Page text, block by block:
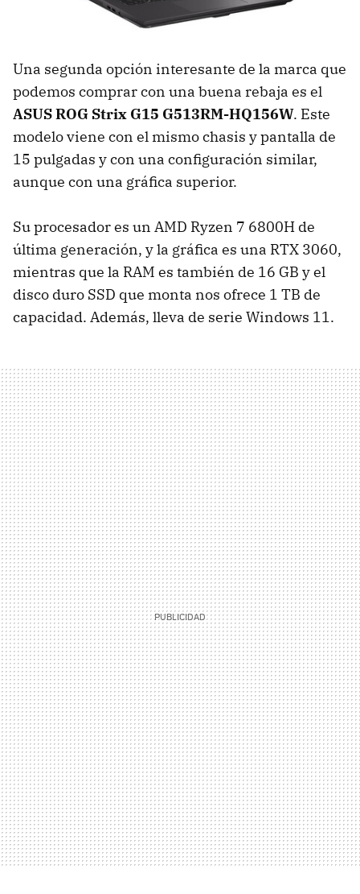
Una segunda opción interesante de la marca que
podemos comprar con una buena rebaja es el
ASUS ROG Strix G15 G513RM-HQ156W. Este
modelo viene con el mismo chasis y pantalla de
15 pulgadas y con una configuración similar,
aunque con una gráfica superior.
Su procesador es un AMD Ryzen 7 6800H de
última generación, y la gráfica es una RTX 3060,
mientras que la RAM es también de 16 GB y el
disco duro SSD que monta nos ofrece 1 TB de
capacidad. Además, lleva de serie Windows 11.